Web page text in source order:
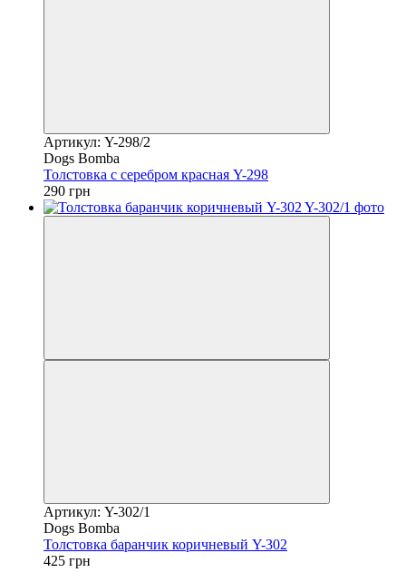
Артикул: Y-298/2
Dogs Bomba
Толстовка с серебром красная Y-298
290 грн
Артикул: Y-302/1
Dogs Bomba
Толстовка баранчик коричневый Y-302
425 грн